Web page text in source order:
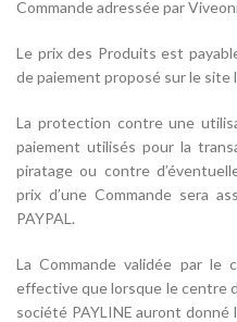
Commande adressée par
Le prix des Produits est
de paiement proposé sur le site
La protection contre une
paiement utilisés pour la
piratage ou contre
prix d’une Commande sera
PAYPAL.
La Commande validée par le
effective que lorsque le centre
société PAYLINE auront